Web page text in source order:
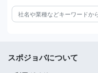
スポジョバについて